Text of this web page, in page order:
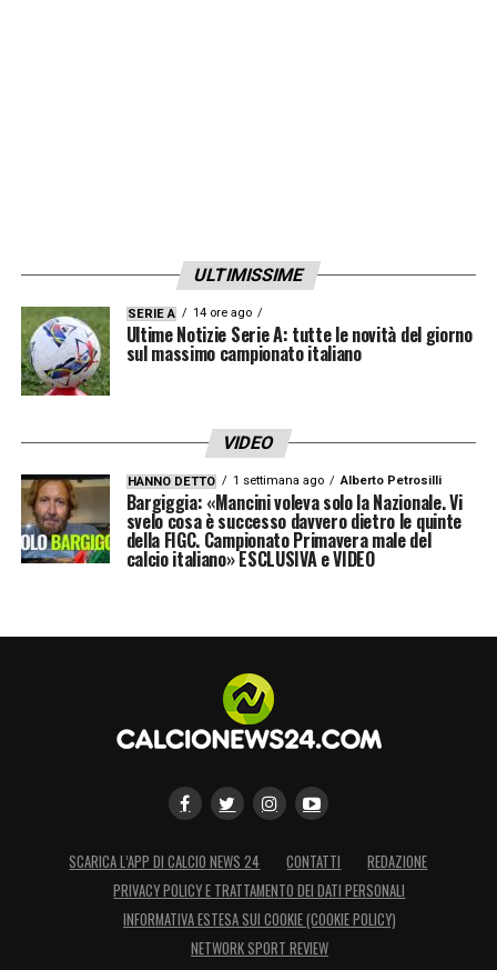
con noi a Budapest, ma resterà ad allenarsi a
LA PLAYLIST DELLE NOSTRE TOP NEWS
ULTIMISSIME
SERIE A 14 ore ago
Ultime Notizie Serie A: tutte le novità del giorno
sul massimo campionato italiano
VIDEO
HANNO DETTO 1 settimana ago Alberto Petrosilli
Bargiggia: «Mancini voleva solo la Nazionale. Vi
svelo cosa è successo davvero dietro le quinte
della FIGC. Campionato Primavera male del
calcio italiano» ESCLUSIVA e VIDEO
SCARICA L’APP DI CALCIO NEWS 24 CONTATTI
REDAZIONE
PRIVACY POLICY E TRATTAMENTO DEI DATI PERSONALI
INFORMATIVA ESTESA SUI COOKIE (COOKIE POLICY)
NETWORK SPORT REVIEW